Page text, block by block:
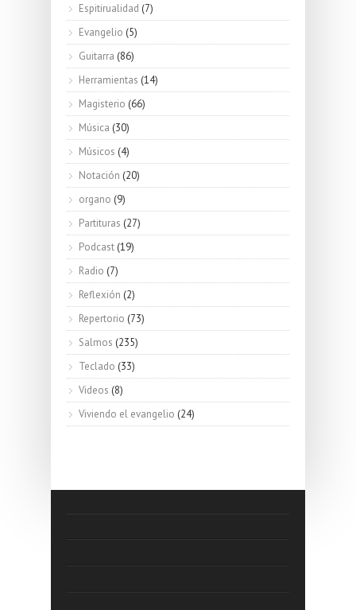
Espitirualidad (7)
Evangelio (5)
Guitarra (86)
Herramientas (14)
Magisterio (66)
Música (30)
Músicos (4)
Notación (20)
organo (9)
Partituras (27)
Podcast (19)
Radio (7)
Reflexión (2)
Repertorio (73)
Salmos (235)
Teclado (33)
Videos (8)
Viviendo el evangelio (24)